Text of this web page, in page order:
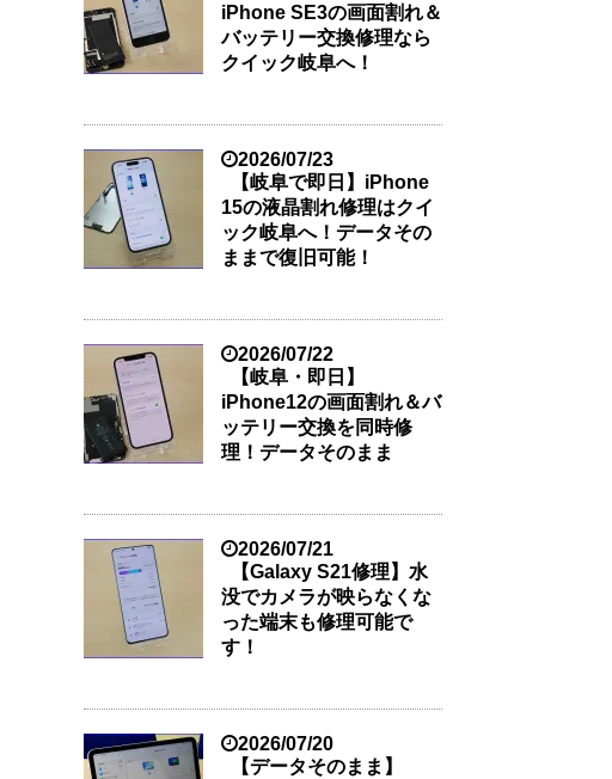
iPhone SE3の画面割れ＆
バッテリー交換修理なら
クイック岐阜へ！
2026/07/23
【岐阜で即日】iPhone
15の液晶割れ修理はクイ
ック岐阜へ！データその
ままで復旧可能！
2026/07/22
【岐阜・即日】
iPhone12の画面割れ＆バ
ッテリー交換を同時修
理！データそのまま
2026/07/21
【Galaxy S21修理】水
没でカメラが映らなくな
った端末も修理可能で
す！
2026/07/20
【データそのまま】